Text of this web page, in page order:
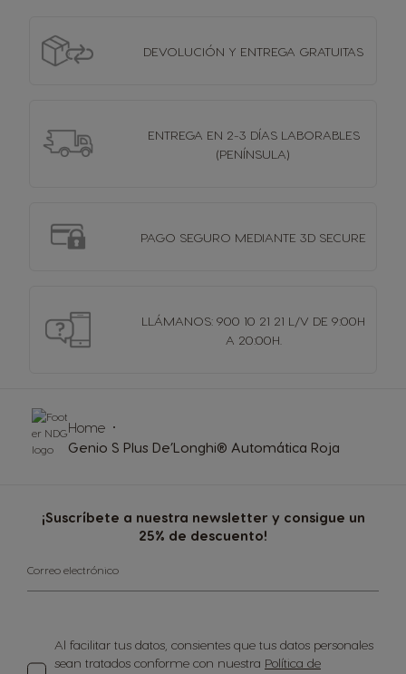
DEVOLUCIÓN Y ENTREGA GRATUITAS
ENTREGA EN 2-3 DÍAS LABORABLES
(PENÍNSULA)
PAGO SEGURO MEDIANTE 3D SECURE
LLÁMANOS: 900 10 21 21 L/V DE 9:00H
A 20:00H.
¡Suscríbete a nuestra newsletter y consigue un
25% de descuento!
Correo electrónico
Al facilitar tus datos, consientes que tus datos personales
sean tratados conforme con nuestra Política de
Home
Genio S Plus De’Longhi® Automática Roja